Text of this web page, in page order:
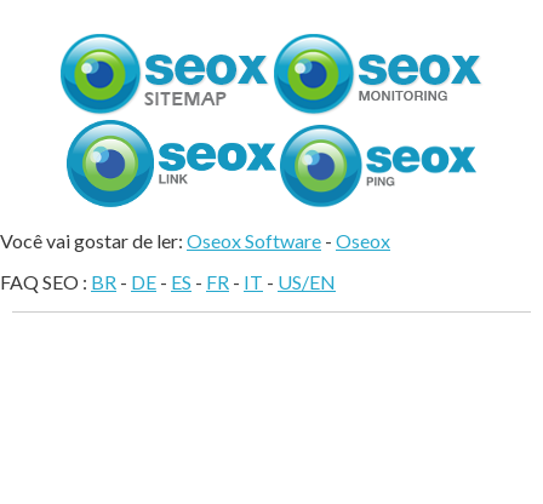
Você vai gostar de ler: Oseox Software - Oseox
FAQ SEO : BR - DE - ES - FR - IT - US/EN